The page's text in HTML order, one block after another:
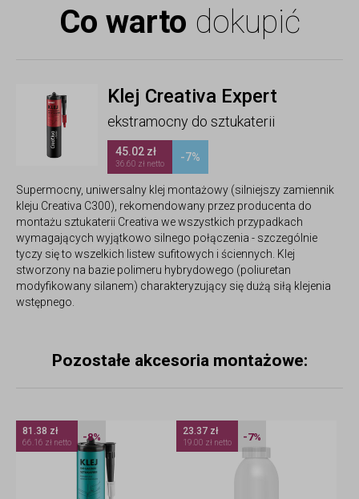
Co warto dokupić
Klej Creativa Expert
ekstramocny do sztukaterii
45.02 zł
36.60 zł netto
-7%
Supermocny, uniwersalny klej montażowy (silniejszy zamiennik
kleju Creativa C300), rekomendowany przez producenta do
montażu sztukaterii Creativa we wszystkich przypadkach
wymagających wyjątkowo silnego połączenia - szczególnie
tyczy się to wszelkich listew sufitowych i ściennych. Klej
stworzony na bazie polimeru hybrydowego (poliuretan
modyfikowany silanem) charakteryzujący się dużą siłą klejenia
wstępnego.
Pozostałe akcesoria montażowe:
81.38 zł
66.16 zł netto -8% 23.37 zł
19.00 zł netto -7%